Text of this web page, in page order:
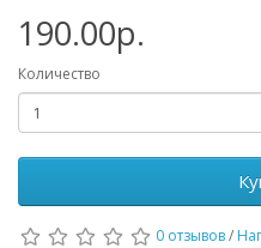
190.00р.
Количество
0 отзывов/